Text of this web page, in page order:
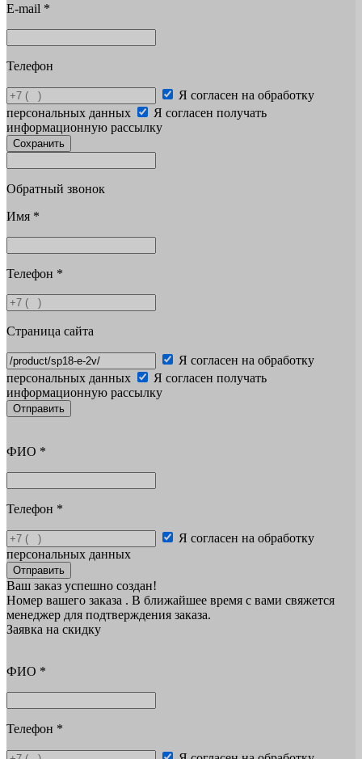
E-mail *
Телефон
Я согласен на обработку
персональных данных
Я согласен получать
информационную рассылку
Сохранить
Обратный звонок
Имя *
Телефон *
Страница сайта
Я согласен на обработку
персональных данных
Я согласен получать
информационную рассылку
Отправить
ФИО *
Телефон *
Я согласен на обработку
персональных данных
Отправить
Ваш заказ успешно создан!
Номер вашего заказа . В ближайшее время с вами свяжется
менеджер для подтверждения заказа.
Заявка на скидку
ФИО *
Телефон *